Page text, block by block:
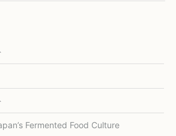
Fermented Food Culture